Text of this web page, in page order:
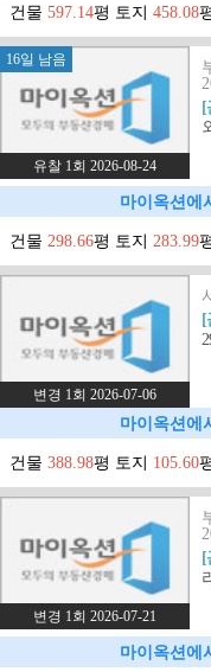
건물 597.14평 토지 458.08
16일 남음
유찰 1회 2026-08-24
[
마이옥션에
건물 298.66평 토지 283.99
변경 1회 2026-07-06
[
마이옥션에
건물 388.98평 토지 105.60
변경 1회 2026-07-21
[
마이옥션에